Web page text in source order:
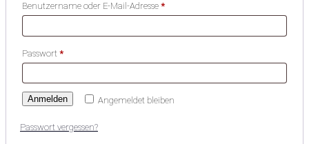
Benutzername oder E-Mail-Adresse *
Passwort *
Angemeldet bleiben
Anmelden
Passwort vergessen?